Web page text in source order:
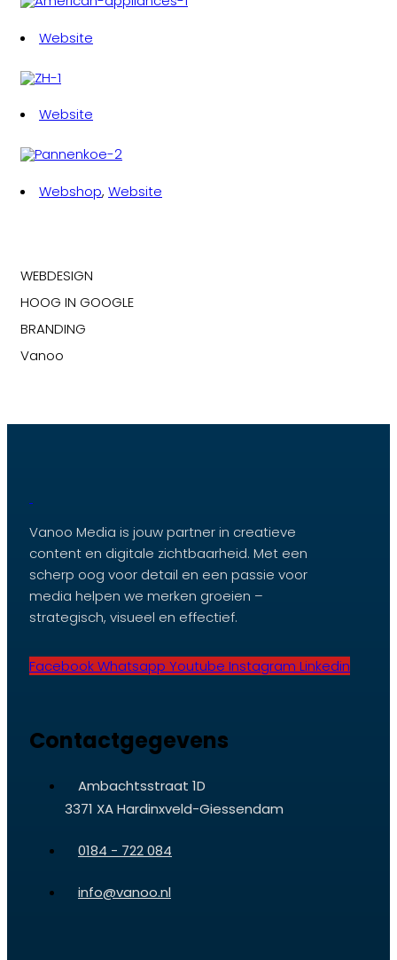
Website
Website
Webshop, Website
WEBDESIGN
HOOG IN GOOGLE
BRANDING
Vanoo
Vanoo Media is jouw partner in creatieve
content en digitale zichtbaarheid. Met een
scherp oog voor detail en een passie voor
media helpen we merken groeien –
strategisch, visueel en effectief.
FacebookWhatsapp Youtube Instagram Linkedin
Contactgegevens
Ambachtsstraat 1D
3371 XA Hardinxveld-Giessendam
0184 - 722 084
info@vanoo.nl